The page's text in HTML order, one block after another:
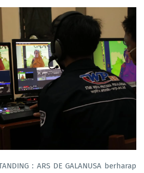
: ARS DE GALANUSA berharap